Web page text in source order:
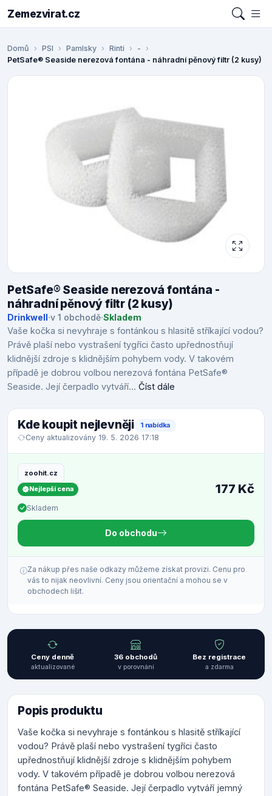
Zemezvirat.cz
Domů PSI Pamlsky Rinti
-
PetSafe® Seaside nerezová fontána - náhradní pěnový filtr (2 kusy)
PetSafe® Seaside nerezová fontána -
náhradní pěnový filtr (2 kusy)
Drinkwell·v 1 obchodě·Skladem
Vaše kočka si nevyhraje s fontánkou s hlasitě stříkající vodou?
Právě plaší nebo vystrašení tygříci často upřednostňují
klidnější zdroje s klidnějším pohybem vody. V takovém
případě je dobrou volbou nerezová fontána PetSafe®
Seaside. Její čerpadlo vytváří... Číst dále
Kde koupit nejlevněji 1 nabídka
Ceny aktualizovány 19. 5. 2026 17:18
zoohit.cz
Nejlepší cena
Skladem
177 Kč
Do obchodu
Za nákup přes naše odkazy můžeme získat provizi. Cenu pro
vás to nijak neovlivní. Ceny jsou orientační a mohou se v
obchodech lišit.
Ceny denně
aktualizované
36 obchodů
v porovnání
Bez registrace
a zdarma
Popis produktu
Vaše kočka si nevyhraje s fontánkou s hlasitě stříkající
vodou? Právě plaší nebo vystrašení tygříci často
upřednostňují klidnější zdroje s klidnějším pohybem
vody. V takovém případě je dobrou volbou nerezová
fontána PetSafe® Seaside. Její čerpadlo vytváří jemný